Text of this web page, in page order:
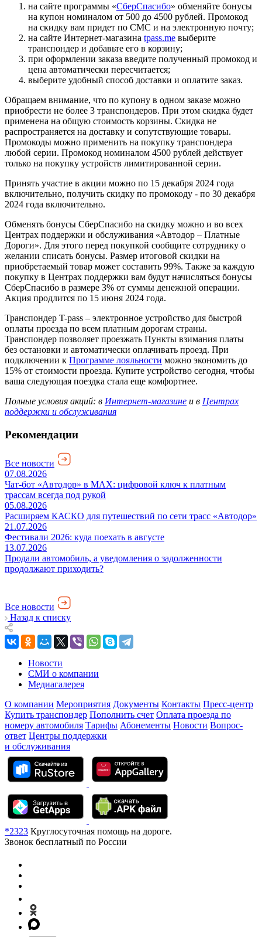
на сайте программы «СберСпасибо» обменяйте бонусы
на купон номиналом от 500 до 4500 рублей. Промокод
на скидку вам придет по СМС и на электронную почту;
на сайте Интернет-магазина tpass.me выберите
транспондер и добавьте его в корзину;
при оформлении заказа введите полученный промокод и
цена автоматически пересчитается;
выберите удобный способ доставки и оплатите заказ.
Обращаем внимание, что по купону в одном заказе можно
приобрести не более 3 транспондеров. При этом скидка будет
применена на общую стоимость корзины. Скидка не
распространяется на доставку и сопутствующие товары.
Промокоды можно применить на покупку транспондера
любой серии. Промокод номиналом 4500 рублей действует
только на покупку устройств лимитированной серии.
Принять участие в акции можно по 15 декабря 2024 года
включительно, получить скидку по промокоду - по 30 декабря
2024 года включительно.
Обменять бонусы СберСпасибо на скидку можно и во всех
Центрах поддержки и обслуживания «Автодор – Платные
Дороги». Для этого перед покупкой сообщите сотруднику о
желании списать бонусы. Размер итоговой скидки на
приобретаемый товар может составить 99%. Также за каждую
покупку в Центрах поддержки вам будут начисляться бонусы
СберСпасибо в размере 3% от суммы денежной операции.
Акция продлится по 15 июня 2024 года.
Транспондер T-pass – электронное устройство для быстрой
оплаты проезда по всем платным дорогам страны.
Транспондер позволяет проезжать Пункты взимания платы
без остановки и автоматически оплачивать проезд. При
подключении к Программе лояльности можно экономить до
15% от стоимости проезда. Купите устройство сегодня, чтобы
ваша следующая поездка стала еще комфортнее.
Полные условия акций: в Интернет-магазине и в Центрах
поддержки и обслуживания
Рекомендации
Все новости
07.08.2026
Чат-бот «Автодор» в MAX: цифровой ключ к платным
трассам всегда под рукой
05.08.2026
Расширяем КАСКО для путешествий по сети трасс «Автодор»
21.07.2026
Фестивали 2026: куда поехать в августе
13.07.2026
Продали автомобиль, а уведомления о задолженности
продолжают приходить?
Все новости
Назад к списку
Новости
СМИ о компании
Медиагалерея
О компании Мероприятия Документы Контакты Пресс-центр
Купить транспондер Пополнить счет Оплата проезда по
номеру автомобиля Тарифы Абонементы Новости Вопрос-
ответ Центры поддержки
и обслуживания
*2323 Круглосуточная помощь на дороге.
Звонок бесплатный по России